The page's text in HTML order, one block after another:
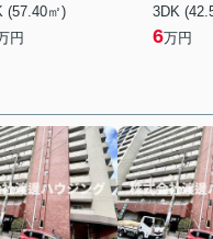
(57.40㎡)
円
3DK
6万円